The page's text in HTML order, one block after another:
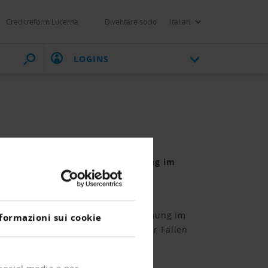
sui cookie
Creditreform Lucerna Diventare socio Italian
LOGINS
(RK-N) eine Bestimmung im
(RK-N) eine Bestimmung im
eine betriebene Person in mehr Fällen